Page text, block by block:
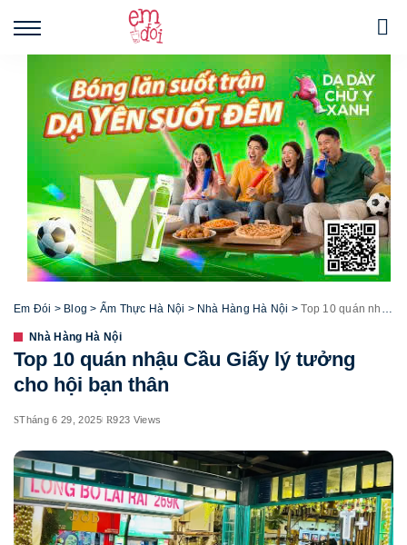
Em Đói > Blog > Ẩm Thực Hà Nội > Nhà Hàng Hà Nội >Top 10 quán nhậu Cầu Giấy lý tưởng cho hội bạn thân
Nhà Hàng Hà Nội
Top 10 quán nhậu Cầu Giấy lý tưởng
cho hội bạn thân
Tháng 6 29, 2025 923 Views